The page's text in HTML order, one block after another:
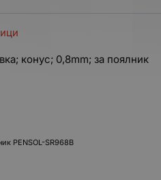
конус; 0,8mm; за поялник
PENSOL-SR968B